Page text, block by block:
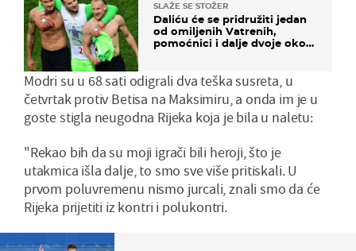
SLAŽE SE STOŽER
Daliću će se pridružiti jedan
od omiljenih Vatrenih,
pomoćnici i dalje dvoje oko
Modri su u 68 sati odigrali dva teška susreta, u
četvrtak protiv Betisa na Maksimiru, a onda im je u
goste stigla neugodna Rijeka koja je bila u naletu:
"Rekao bih da su moji igrači bili heroji, što je
utakmica išla dalje, to smo sve više pritiskali. U
prvom poluvremenu nismo jurcali, znali smo da će
Rijeka prijetiti iz kontri i polukontri.